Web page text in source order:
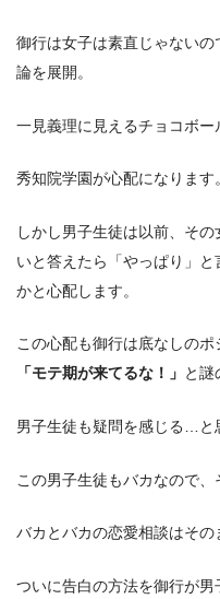
御行は女子は素直じゃない
論を展開。
一見義理に見えるチョコボー
秀知院学園が心配になります。
しかし男子生徒は以前、そ
いと答えたら「やっぱり」と
かと心配します。
この心配も御行は底なしの
「モテ期が来てるな！」 と謎
男子生徒も疑問を感じる…と
この男子生徒もバカなので、
バカとバカの恋愛相談はその
ついに告白の方法を御行が